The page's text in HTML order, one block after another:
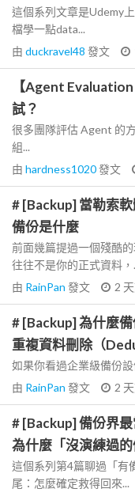
這個系列文章是Udemy
檔學一點data...
由 duckravel48 發文
【Agent
試？
很多團隊評估 Agent 的
組...
由 hardness1020發文
# [Backup] 當勒索
備份是什麼
前面幾篇提過一個殘酷
往往不是你的正式資料，
由 RainPan 發文 2
# [Backup] 為什麼
重複資料刪除（
如果你看過企業級備份
由 RainPan 發文 2
# [Backup] 備份界
為什麼「沒演練過
這個系列第4篇聊過「有
尾：怎麼確定救得回來...